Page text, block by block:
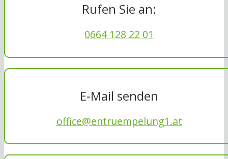
Rufen Sie an:
0664 128 22 01
E-Mail senden
office@entruempelung1.at